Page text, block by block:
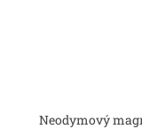
Neodymový